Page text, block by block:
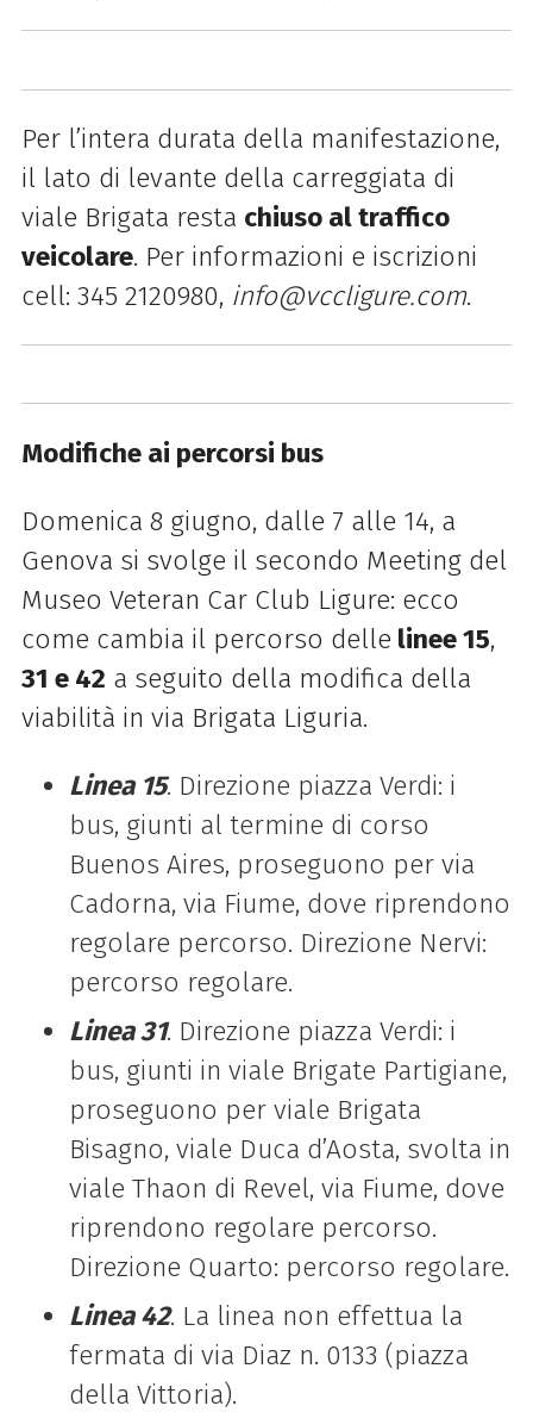
Per l’intera durata della manifestazione,
il lato di levante della carreggiata di
viale Brigata resta chiuso al traffico
veicolare. Per informazioni e iscrizioni
cell: 345 2120980, info@vccligure.com.
Modifiche ai percorsi bus
Domenica 8 giugno, dalle 7 alle 14, a
Genova si svolge il secondo Meeting del
Museo Veteran Car Club Ligure: ecco
come cambia il percorso delle linee 15,
31 e 42 a seguito della modifica della
viabilità in via Brigata Liguria.
Linea 15. Direzione piazza Verdi: i
bus, giunti al termine di corso
Buenos Aires, proseguono per via
Cadorna, via Fiume, dove riprendono
regolare percorso. Direzione Nervi:
percorso regolare.
Linea 31. Direzione piazza Verdi: i
bus, giunti in viale Brigate Partigiane,
proseguono per viale Brigata
Bisagno, viale Duca d’Aosta, svolta in
viale Thaon di Revel, via Fiume, dove
riprendono regolare percorso.
Direzione Quarto: percorso regolare.
Linea 42. La linea non effettua la
fermata di via Diaz n. 0133 (piazza
della Vittoria).